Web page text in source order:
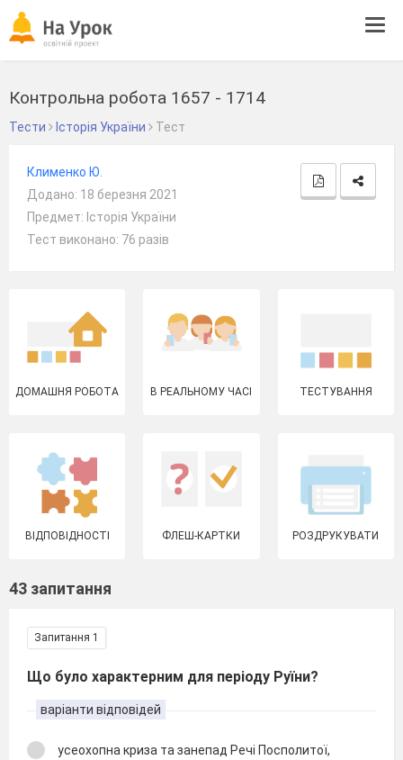
Контрольна робота 1657 - 1714
Тести Історія України Тест
Клименко Ю.
Додано: 18 березня 2021
Предмет: Історія України
Тест виконано: 76 разів
ДОМАШНЯ РОБОТА В РЕАЛЬНОМУ ЧАСІ ТЕСТУВАННЯ
ВІДПОВІДНОСТІ ФЛЕШ-КАРТКИ РОЗДРУКУВАТИ
43 запитання
Запитання 1
Що було характерним для періоду Руїни?
варіанти відповідей
усеохопна криза та занепад Речі Посполитої,